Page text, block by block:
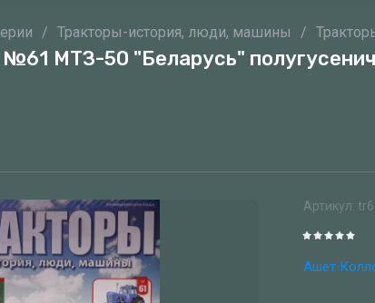
/ Тракторы-история, люди, машины /
МТЗ-50 "Беларусь"
Артикул:
Ашет